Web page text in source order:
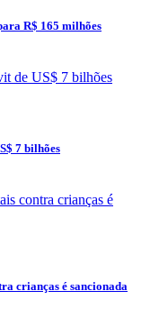
R$ 165 milhões
7 bilhões
crianças é sancionada